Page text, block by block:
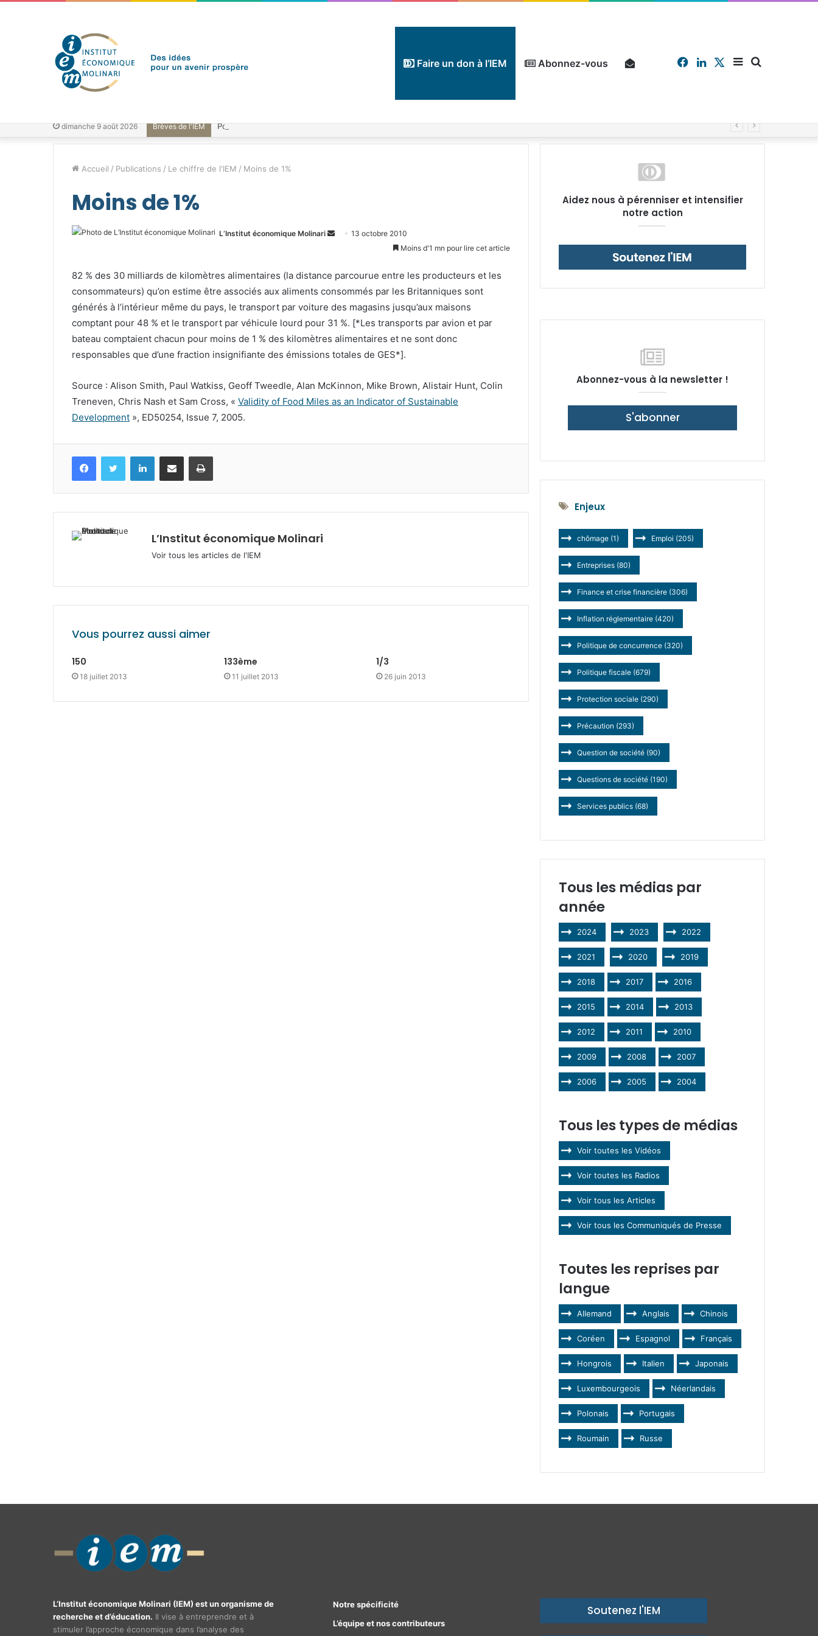
Faire un don à l’IEM Abonnez-vous Sidebar
X
Linkedin
Facebook
dimanche 9 août 2026 Brèves de l'IEM Pourquoi un salarié français moyen travaille 202 jours par an pour financer impôts et cotisations, un record dans toute l’Union européenne
Accueil / Publications / Le chiffre de l'IEM / Moins de 1%
Moins de 1%
L’Institut économique Molinari
Envoyer13 octobre 2010
Moins d'1 mn pour lire cet article
82 % des 30 milliards de kilomètres alimentaires (la distance parcourue entre les producteurs et les
consommateurs) qu’on estime être associés aux aliments consommés par les Britanniques sont
générés à l’intérieur même du pays, le transport par voiture des magasins jusqu’aux maisons
comptant pour 48 % et le transport par véhicule lourd pour 31 %. [*Les transports par avion et par
bateau comptaient chacun pour moins de 1 % des kilomètres alimentaires et ne sont donc
responsables que d’une fraction insignifiante des émissions totales de GES*].
Source : Alison Smith, Paul Watkiss, Geoff Tweedle, Alan McKinnon, Mike Brown, Alistair Hunt, Colin
Treneven, Chris Nash et Sam Cross, « Validity of Food Miles as an Indicator of Sustainable
Development », ED50254, Issue 7, 2005.
FacebookTwitter LinkedinPartagez par mail Imprimez
L’Institut économique Molinari
Voir tous les articles de l'IEM
Vous pourrez aussi aimer
150
18 juillet 2013
133ème
11 juillet 2013
1/3
26 juin 2013
Aidez nous à pérenniser et intensifier
notre action
Abonnez-vous à la newsletter !
S'abonner
Enjeux
chômage (1) Emploi (205)
Entreprises (80)
Finance et crise financière (306)
Inflation réglementaire (420)
Politique de concurrence (320)
Politique fiscale (679)
Protection sociale (290)
Précaution (293)
Question de société (90)
Questions de société (190)
Services publics (68)
Tous les médias par
année
2024 2023 2022
2021 2020 2019
2018 2017 2016
2015 2014 2013
2012 2011 2010
2009 2008 2007
2006 2005 2004
Tous les types de médias
Voir toutes les Vidéos
Voir toutes les Radios
Voir tous les Articles
Voir tous les Communiqués de Presse
Toutes les reprises par
langue
Allemand Anglais Chinois
Coréen Espagnol Français
Hongrois Italien Japonais
Luxembourgeois Néerlandais
Polonais Portugais
Roumain Russe
L’Institut économique Molinari (IEM) est un organisme de
recherche et d’éducation. Il vise à entreprendre et à
stimuler l’approche économique dans l’analyse des
Notre spécificité
L’équipe et nos contributeurs
Soutenez l'IEM